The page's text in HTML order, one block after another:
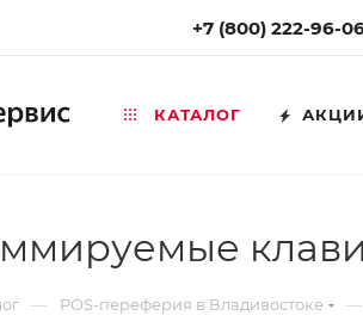
+7 (800) 222-96-
КАТАЛОГ
— POS-переферия в Владивостоке —